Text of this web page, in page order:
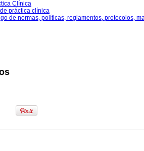
Clínica
práctica clínica
de normas, políticas, reglamentos, protocolos,